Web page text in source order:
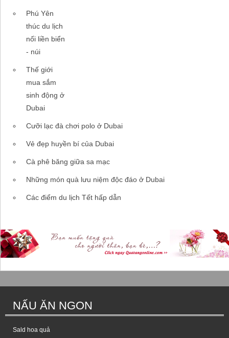
Phú Yên
thúc du lịch
nối liền biển
- núi
Thế giới
mua sắm
sinh động ở
Dubai
Cưỡi lạc đà chơi polo ở Dubai
Vẻ đẹp huyền bí của Dubai
Cà phê băng giữa sa mạc
Những món quà lưu niệm độc đáo ở Dubai
Các điểm du lịch Tết hấp dẫn
NẤU ĂN NGON
Sald hoa quả